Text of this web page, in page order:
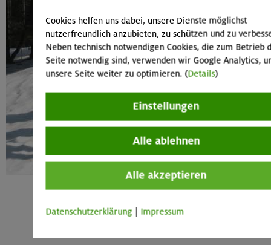
Cookies helfen uns dabei, unsere Dienste möglichst
nutzerfreundlich anzubieten, zu schützen und zu
Neben technisch notwendigen Cookies, die zum Betrieb
Seite notwendig sind, verwenden wir Google Analytics,
unsere Seite weiter zu optimieren. (Details)
Einstellungen
Alle ablehnen
Alle akzeptieren
Datenschutzerklärung Impressum